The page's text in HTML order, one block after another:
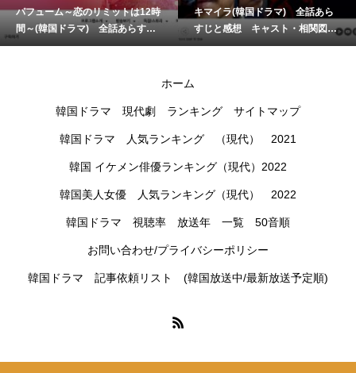
パフューム～恋のリミットは12時
間～(韓国ドラマ) 全話あらすじ
と感想 キャスト・視聴率
キマイラ(韓国ドラマ) 全話あら
すじと感想 キャスト・相関図
視聴率
ホーム
韓国ドラマ 現代劇 ランキング サイトマップ
韓国ドラマ 人気ランキング （現代） 2021
韓国 イケメン俳優ランキング（現代）2022
韓国美人女優 人気ランキング（現代） 2022
韓国ドラマ 視聴率 放送年 一覧 50音順
お問い合わせ/プライバシーポリシー
韓国ドラマ 記事依頼リスト (韓国放送中/最新放送予定順)